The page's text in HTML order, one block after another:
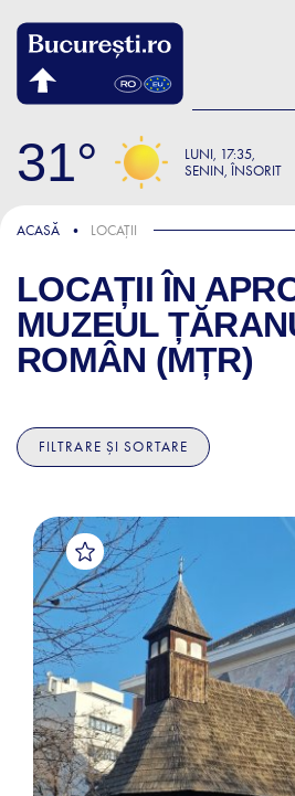
31 LUNI 17:35
SENIN, ÎNSORIT
ACASĂ LOCAȚII
LOCAȚII ÎN
MUZEUL
ROMÂN (MȚR)
FILTRARE ȘI SORTARE